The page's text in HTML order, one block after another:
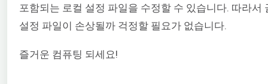
포함되는 로컬 설정 파일을 수정할 수 있습니다. 따라서
설정 파일이 손상될까 걱정할 필요가 없습니다.
즐거운 컴퓨팅 되세요!